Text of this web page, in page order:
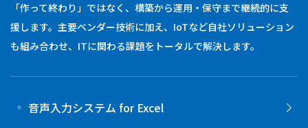
「作って終わり」ではなく、構築から運用・保守まで継続的に支
援します。主要ベンダー技術に加え、IoTなど自社ソリューション
も組み合わせ、ITに関わる課題をトータルで解決します。
音声入力システム for Excel